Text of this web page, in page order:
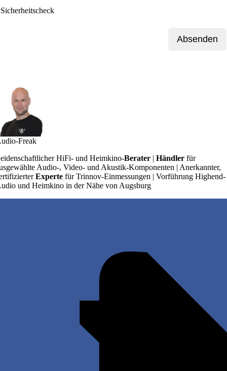
Sicherheitscheck
Absenden
Freak
HiFi- und Heimkino-Berater |Händler für
Audio-, Video- und Akustik-Komponenten | Anerkannter,
Experte für Trinnov-Einmessungen | Vorführung Highend-
und Heimkino in der Nähe von Augsburg